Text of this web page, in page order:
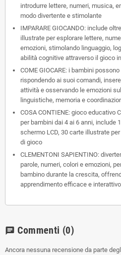
introdurre lettere, numeri, musica,
modo divertente e stimolante
IMPARARE GIOCANDO: include
illustrate per esplorare lettere,
emozioni, stimolando linguaggio,
abilità cognitive attraverso il gioco
COME GIOCARE: i bambini
rispondendo ai suoi comandi,
attività e osservando le emozioni
linguistiche, memoria e
COSA CONTIENE: gioco educativo
per bambini dai 4 ai 6 anni, include
schermo LCD, 30 carte illustrate
di gioco
CLEMENTONI SAPIENTINO:
parole, numeri, colori e emozioni,
bambino durante la crescita,
apprendimento efficace e
chat Commenti (0)
Ancora nessuna recensione da parte